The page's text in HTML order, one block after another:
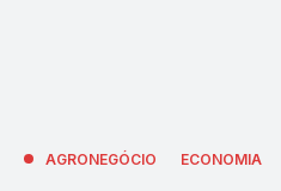
AGRONEGÓCIO ECONOMIA